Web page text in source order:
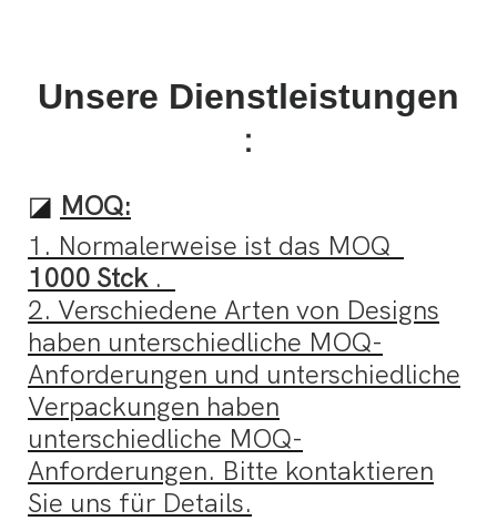
Unsere Dienstleistungen
：
◪ MOQ:
1. Normalerweise ist das MOQ
1000 Stck .
2. Verschiedene Arten von Designs
haben unterschiedliche MOQ-
Anforderungen und unterschiedliche
Verpackungen haben
unterschiedliche MOQ-
Anforderungen. Bitte kontaktieren
Sie uns für Details.